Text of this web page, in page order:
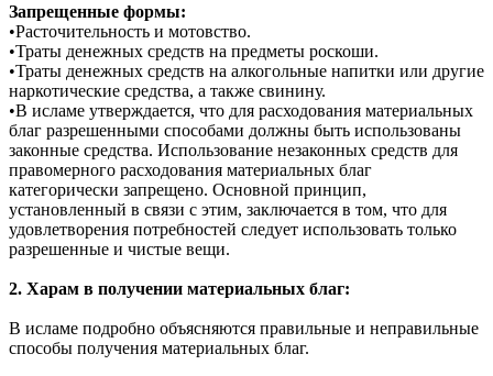
Запрещенные формы:
•Расточительность и мотовство.
•Траты денежных средств на предметы роскоши.
•Траты денежных средств на алкогольные напитки или другие
наркотические средства, а также свинину.
•В исламе утверждается, что для расходования материальных
благ разрешенными способами должны быть использованы
законные средства. Использование незаконных средств для
правомерного расходования материальных благ
категорически запрещено. Основной принцип,
установленный в связи с этим, заключается в том, что для
удовлетворения потребностей следует использовать только
разрешенные и чистые вещи.
2. Харам в получении материальных благ:
В исламе подробно объясняются правильные и неправильные
способы получения материальных благ.